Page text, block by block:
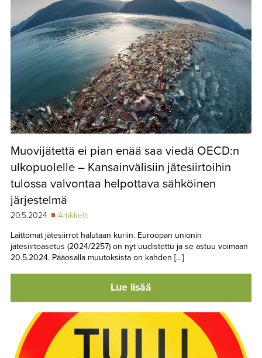
Muovijätettä ei pian enää saa viedä OECD:n
ulkopuolelle – Kansainvälisiin jätesiirtoihin
tulossa valvontaa helpottava sähköinen
järjestelmä
20.5.2024
Artikkelit
Laittomat jätesiirrot halutaan kuriin. Euroopan unionin
jätesiirtoasetus (2024/2257) on nyt uudistettu ja se astuu voimaan
20.5.2024. Pääosalla muutoksista on kahden […]
Lue lisää